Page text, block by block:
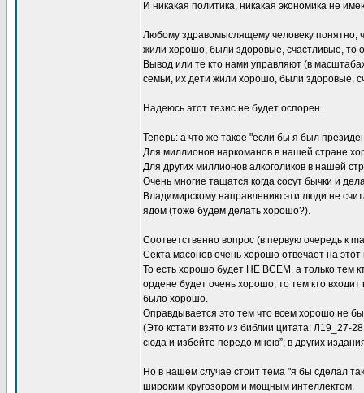
И никакая политика, никакая экономика не
Любому здравомыслящему человеку понятно,
жили хорошо, были здоровые, счастливые, то
Вывод или те кто нами управляют (в
семьи, их дети жили хорошо, были здоровые,
Надеюсь этот тезис не будет оспорен.
Теперь: а что же такое "если бы я был
Для миллионов наркоманов в нашей стране
Для других миллионов алкоголиков в нашей
Очень многие тащатся когда сосут бычки и
Владимирскому направлению эти люди не
ядом (тоже будем делать хорошо?).
Соответственно вопрос (в первую очередь к
Секта масонов очень хорошо отвечает на
То есть хорошо будет НЕ ВСЕМ, а только тем
ордене будет очень хорошо, то тем кто
было хорошо.
Оправдывается это тем что всем хорошо не
(Это кстати взято из библии цитата: Л19_27-
сюда и избейте передо мною”; в других
Но в нашем случае стоит тема "я бы сделал
широким кругозором и мощным интеллектом.